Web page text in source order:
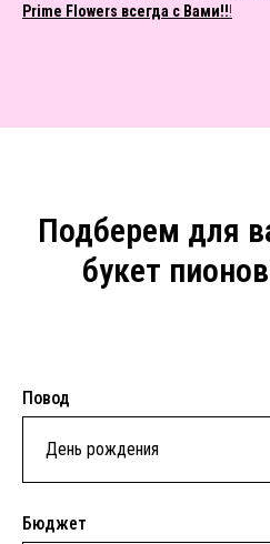
Prime Flowers всегда с Вами!!!
Подберем для
букет
Повод
Бюджет